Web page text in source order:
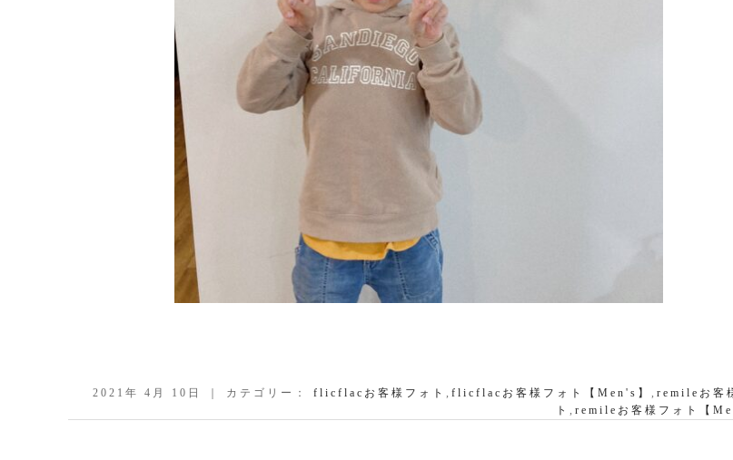
2021年 4月 10日 ｜ カテゴリー： flicflacお客様フォト , flicflacお客様フォト【Men's】 , remileお客
ト , remileお客様フォト【